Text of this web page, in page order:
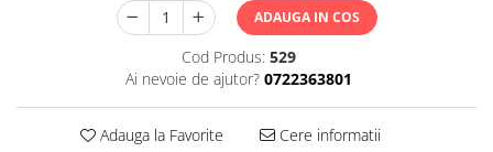
Accesorii machiaj
Igiena dentara
Ata dentara
ADAUGA IN COS
Cod Produs: 529
Ai nevoie de ajutor? 0722363801
Adauga la Favorite Cere informatii